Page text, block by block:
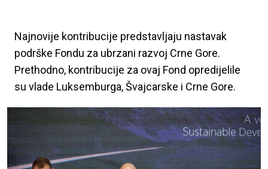
Najnovije kontribucije predstavljaju nastavak
podrške Fondu za ubrzani razvoj Crne Gore.
Prethodno, kontribucije za ovaj Fond opredijelile
su vlade Luksemburga, Švajcarske i Crne Gore.